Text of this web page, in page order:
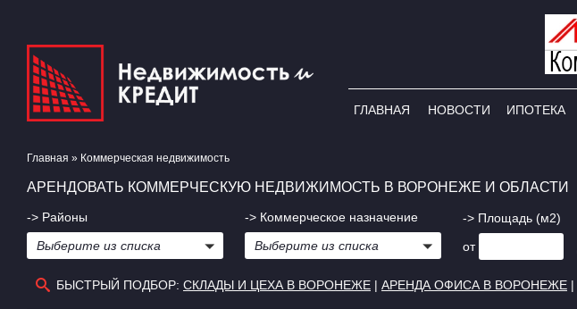
ГЛАВНАЯ НОВОСТИ ИПОТЕКА
Главная » Коммерческая недвижимость
АРЕНДОВАТЬ КОММЕРЧЕСКУЮ НЕДВИЖИМОСТЬ В ВОРОНЕЖЕ И ОБЛАСТИ
-> Районы
Выберите из списка
-> Коммерческое назначение
Выберите из списка
-> Площадь (м2)
от
БЫСТРЫЙ ПОДБОР: СКЛАДЫ И ЦЕХА В ВОРОНЕЖЕ | АРЕНДА ОФИСА В ВОРОНЕЖЕ |